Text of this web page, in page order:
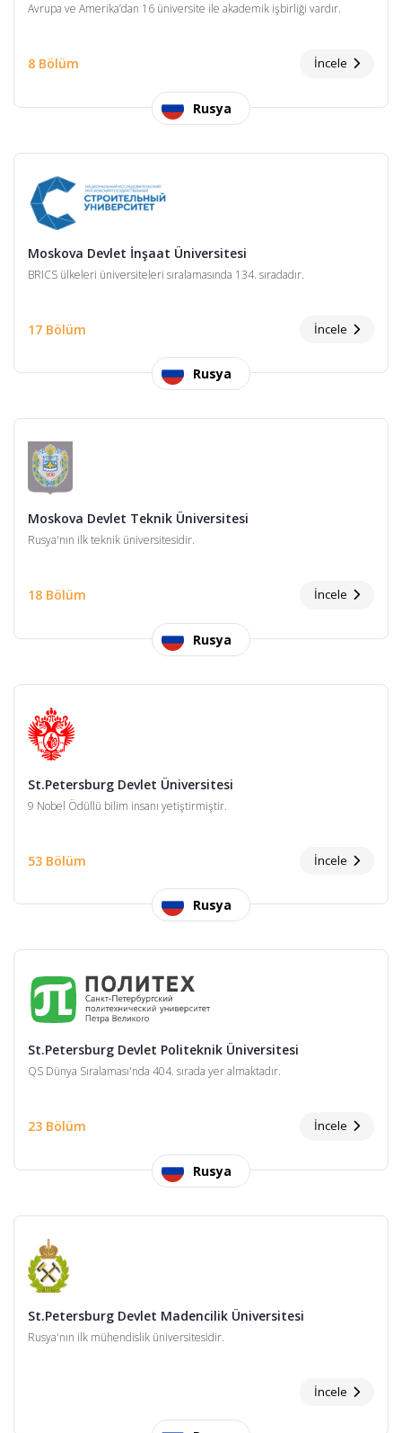
Avrupa ve Amerika’dan 16 üniversite ile akademik işbirliği vardır.
8 Bölüm İncele
Rusya
Moskova Devlet İnşaat Üniversitesi
BRICS ülkeleri üniversiteleri sıralamasında 134. sıradadır.
17 Bölüm İncele
Rusya
Moskova Devlet Teknik Üniversitesi
Rusya'nın ilk teknik üniversitesidir.
18 Bölüm İncele
Rusya
St.Petersburg Devlet Üniversitesi
9 Nobel Ödüllü bilim insanı yetiştirmiştir.
53 Bölüm İncele
Rusya
St.Petersburg Devlet Politeknik Üniversitesi
QS Dünya Sıralaması'nda 404. sırada yer almaktadır.
23 Bölüm İncele
Rusya
St.Petersburg Devlet Madencilik Üniversitesi
Rusya'nın ilk mühendislik üniversitesidir.
İncele